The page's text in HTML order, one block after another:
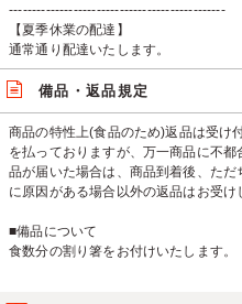
-----------------------------------------------
【夏季休業の配達】
通常通り配達いたします。
備品・返品規定
商品の特性上(食品のため)返品は受け
を払っておりますが、万一商品に不
品が届いた場合は、商品到着後、た
に原因がある場合以外の返品はお受け
■備品について
食数分の割り箸をお付けいたします。